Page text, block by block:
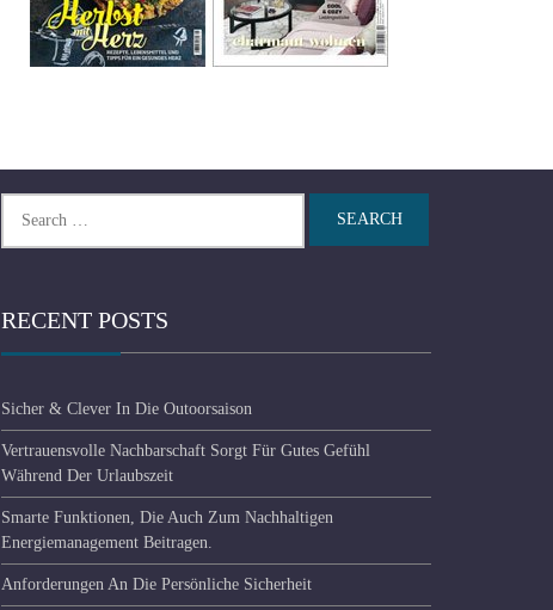
for:
RECENT POSTS
Sicher & Clever In Die Outoorsaison
Vertrauensvolle Nachbarschaft Sorgt Für Gutes Gefühl
Während Der Urlaubszeit
Smarte Funktionen, Die Auch Zum Nachhaltigen
Energiemanagement Beitragen.
Anforderungen An Die Persönliche Sicherheit